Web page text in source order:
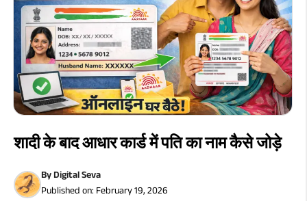
शादी के बाद आधार कार्ड में पति का नाम कैसे जोड़े
ByDigital Seva
Published on: February 19, 2026